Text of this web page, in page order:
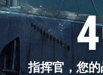
指挥官，您的